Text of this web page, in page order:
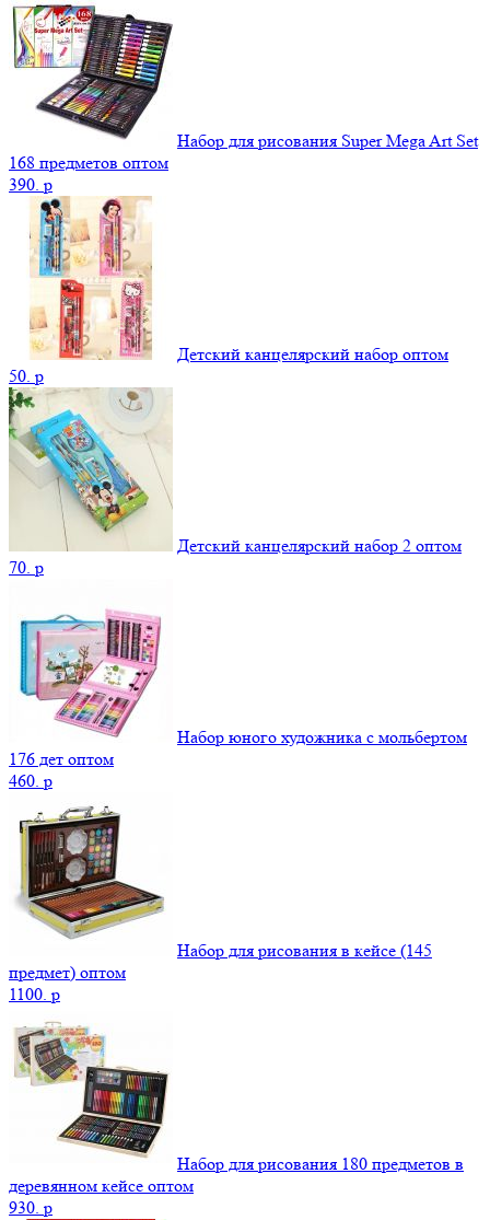
Набор для рисования Super Mega Art Set
168 предметов оптом
390. p
Детский канцелярский набор оптом
50. p
Детский канцелярский набор 2 оптом
70. p
Набор юного художника с мольбертом
176 дет оптом
460. p
Набор для рисования в кейсе (145
предмет) оптом
1100. p
Набор для рисования 180 предметов в
деревянном кейсе оптом
930. p